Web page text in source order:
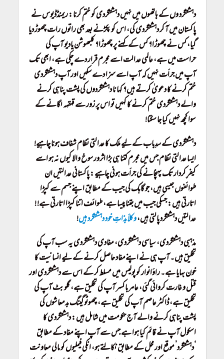
دہشتگرد وں کے ہاتھوں میں نہیں دہشتگردی کو ختم کرنا: ریمنڈڈیوس نے
پاکستان میں آ کر دہشتگردی کی، اس کو پکڑنے بعد بھی راتوں رات چھوڑ دیا
گیاِ، کس نے چھوڑا؟ کس کے کہنے پر چھوڑا؟ کلبھوشن یادیو آپ کی
حراست میں ہے، عالمی عدالت اسے مجرم قرار دے چکی ہے، ابھی تک
آپ میں جرأت نہیں کہ آپ اسے سزا دے سکیں اور آپ دہشتگردی
ختم کرنے کا دعویٰ کرتے ہیں؟ کہا نا دہشتگردوں کی پشت پناہی کرنے
والے دہشتگردی ختم کرنے کا کہیں تو اس پر زور سے قہقہہ لگانے کے
سوا کچھ نہیں کیا جا سکتا!
دہشتگردی کے سدِباب کے لیے ملک کا عدالتی نظام شفاف ہونا چاہیے!
ایسا عدالتی نظام جس میں مجرم کتنا ہی بڑا اثرورسوخ والا کیوں نہ ہو اسے
کیفرِ کردار تک پہنچانے کی جرأت ہونی چاہیے: پاکستانی عدالتیں ان
طوائفوں جیسی ہیں، جو گاہک کی جیب کے مطابق اپنے جسم سے کپڑا
اتارتی ہیں: جسکی جیب میں جتنا پیسا ہے، طوائف اتنا کپڑا اتارتی ہے! !
عدالتیں دہشتگرد پالتی ہیں،وکلأ بذاتِ خود دہشتگرد ہیں!
مذہبی دہشتگردی، سیاسی دہشتگردی، مفادی دہشتگردی یہ سب آپ کی
تخلیق ہیں۔ آپ ہی نے اپنےمفاد حاصل کرنے کے لیے انسانیت کا
خون بہایا ہے۔ راؤانوار کو پولیس میں مسلط کر کے اس سے دہشتگردی اور
قتل و غارت کروائی گئی، عامر باکسر آپ کی تخلیق ہے، گلو بٹ آپ کی
تخلیق ہے، ڈاکٹر عاصم آپ کی تخلیق ہے، چھوٹو گینگ بدمعاشوں کی
پشت پناہی کرنے والے آج حکومت میں شامل ہیں: دہشتگردی کا
اسکول آپ نے قائم کیا ہوا ہے جس سے آپ اپنے مفاد کے مطابق
‘دہشتگرد’ موقع اور محل کے مطابق نکالتے ہو، انکی فیملیوں کو مالی معاونت